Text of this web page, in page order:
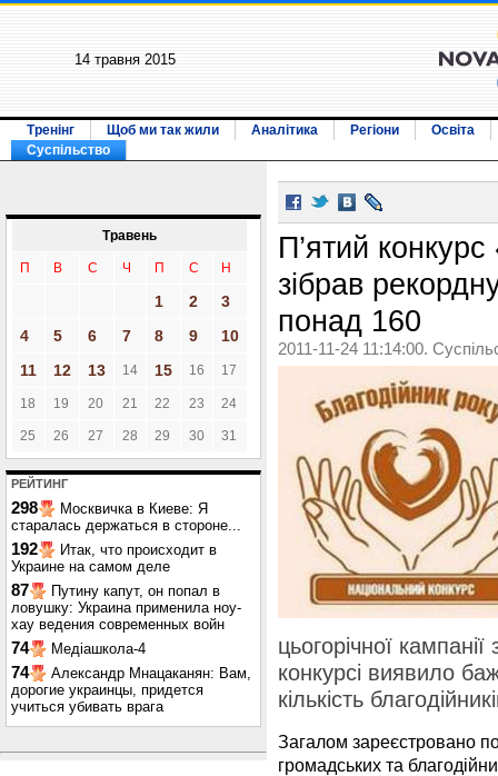
14 травня 2015
Тренінг Щоб ми так жили Аналітика Регіони
Освіта
Суспільство
Травень
П В С Ч П С Н
1 2
3
4
5 6 7 8 9
10
11
12 13 14 15 16 17
18 19 20 21 22 23 24
25 26 27 28 29 30 31
РЕЙТИНГ
298
Москвичка в Киеве: Я
старалась держаться в стороне...
192
Итак, что происходит в
Украине на самом деле
87
Путину капут, он попал в
ловушку: Украина применила ноу-
хау ведения современных войн
74 Медіашкола-4
74
Александр Мнацаканян: Вам,
дорогие украинцы, придется
учиться убивать врага
П’ятий
зібрав
понад 160
2011-11-24 11:14:00.
цьогорічної
конкурсі виявило
кількість
Загалом зареєстровано
громадських та